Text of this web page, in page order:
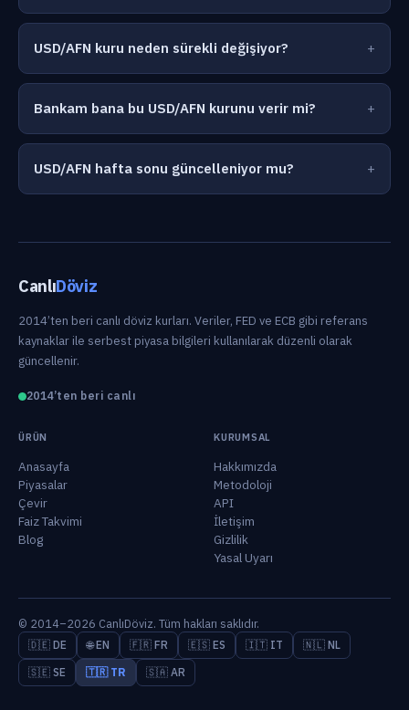
USD/AFN kuru neden sürekli değişiyor?
Bankam bana bu USD/AFN kurunu verir mi?
USD/AFN hafta sonu güncelleniyor mu?
CanlıDöviz
2014’ten beri canlı döviz kurları. Veriler, FED ve ECB gibi referans
kaynaklar ile serbest piyasa bilgileri kullanılarak düzenli olarak
güncellenir.
2014’ten beri canlı
ÜRÜN
Anasayfa
Piyasalar
Çevir
Faiz Takvimi
Blog
KURUMSAL
Hakkımızda
Metodoloji
API
İletişim
Gizlilik
Yasal Uyarı
© 2014–2026 CanlıDöviz. Tüm hakları saklıdır.
🇩🇪 DE 🌐 EN 🇫🇷 FR 🇪🇸 ES 🇮🇹 IT
🇳🇱 NL
🇸🇪 SE
🇹🇷 TR 🇸🇦 AR